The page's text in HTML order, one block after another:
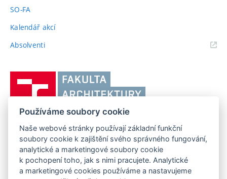
SO-FA
Kalendář akcí
Absolventi(externí
Brně,
Fakulta
architektury
FAKULTA ARCHITEKTURY VUT V BRNĚ
Poříčí 273/5, 639 00 Brno
Telefon: 54114 6600
www.fa.vutbr.cz
info@fa.vutbr.cz
Používáme soubory cookie
Naše webové stránky používají základní funkční
soubory cookie k zajištění svého správného fungování,
analytické a marketingové soubory cookie
k pochopení toho, jak s nimi pracujete. Analytické
a marketingové cookies používáme a nastavujeme